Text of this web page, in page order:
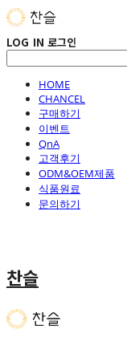
LOG IN 로그인
HOME
CHANCEL
구매하기
이벤트
QnA
고객후기
ODM&OEM제품
식품원료
문의하기
찬슬